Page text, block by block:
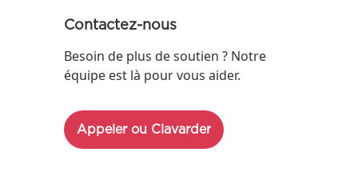
Contactez-nous
Besoin de plus de soutien ? Notre
équipe est là pour vous aider.
Appeler ou Clavarder